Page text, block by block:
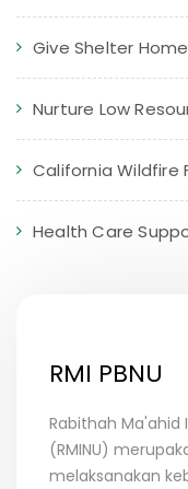
Give Shelter
Nurture Low
California Wildfire
Health Care
RMI PBNU
Rabithah Ma'ahid
(RMINU)
melaksanakan